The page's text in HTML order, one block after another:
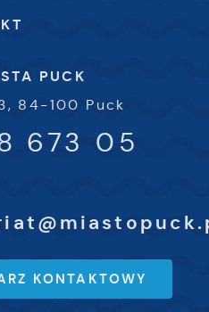
PUCK
84-100 Puck
673 05
KONTAKTOWY